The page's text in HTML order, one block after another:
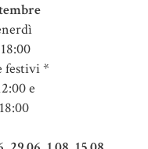
festivi *
e